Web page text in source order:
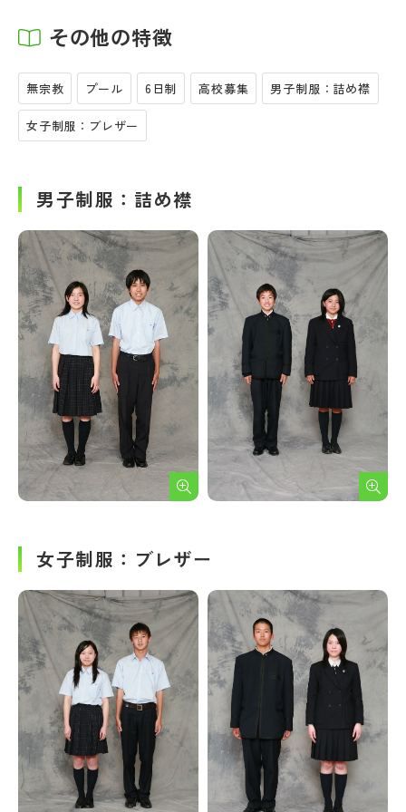
その他の特徴
無宗教 プール 6日制 高校募集 男子制服：詰め襟
女子制服：ブレザー
男子制服：詰め襟
女子制服：ブレザー